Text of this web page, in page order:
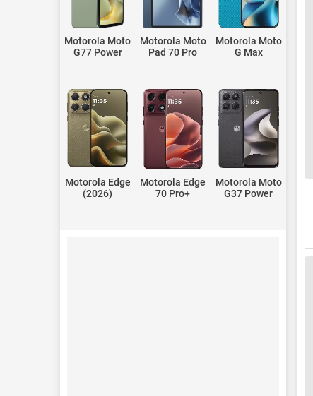
Motorola Moto
G77 Power
Motorola Moto
Pad 70 Pro
Motorola Moto
G Max
Motorola Edge
(2026)
Motorola Edge
70 Pro+
Motorola Moto
G37 Power